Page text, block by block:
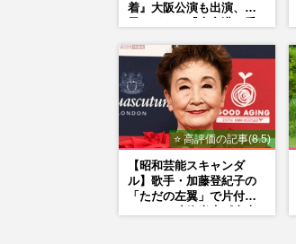
着』大阪公演も出演、趣
ぎ」の実情
⭐ 高評価の記事(8.5)
【昭和芸能スキャンダ
ル】歌手・加藤登紀子の
「ただの左翼」で片付け